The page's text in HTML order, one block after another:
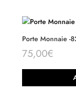
Porte Monnaie -
75,00€